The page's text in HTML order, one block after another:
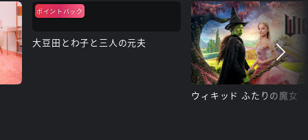
ポイントバック
大豆田とわ子と三人の元夫
ウィキッド ふたりの魔女